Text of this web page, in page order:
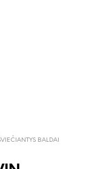
BALDAI